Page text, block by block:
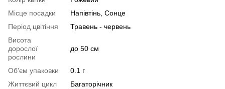
Місце посадки
Напівтінь, Сонце
Період цвітіння
Травень - червень
Висота
дорослої
рослини
до 50 см
Об'єм упаковки
0.1 г
Життєвий цикл
Багаторічник